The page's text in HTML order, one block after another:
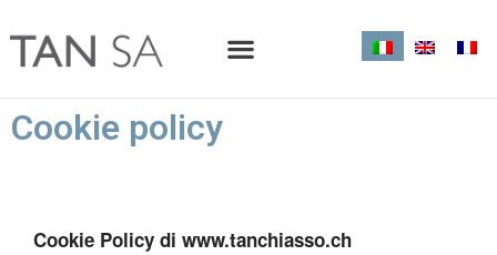
Cookie policy
Cookie Policy di www.tanchiasso.ch